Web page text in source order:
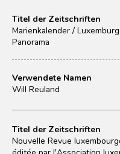
Titel der Zeitschriften
Marienkalender /
Panorama
Verwendete Namen
Will Reuland
Titel der Zeitschriften
Nouvelle Revue